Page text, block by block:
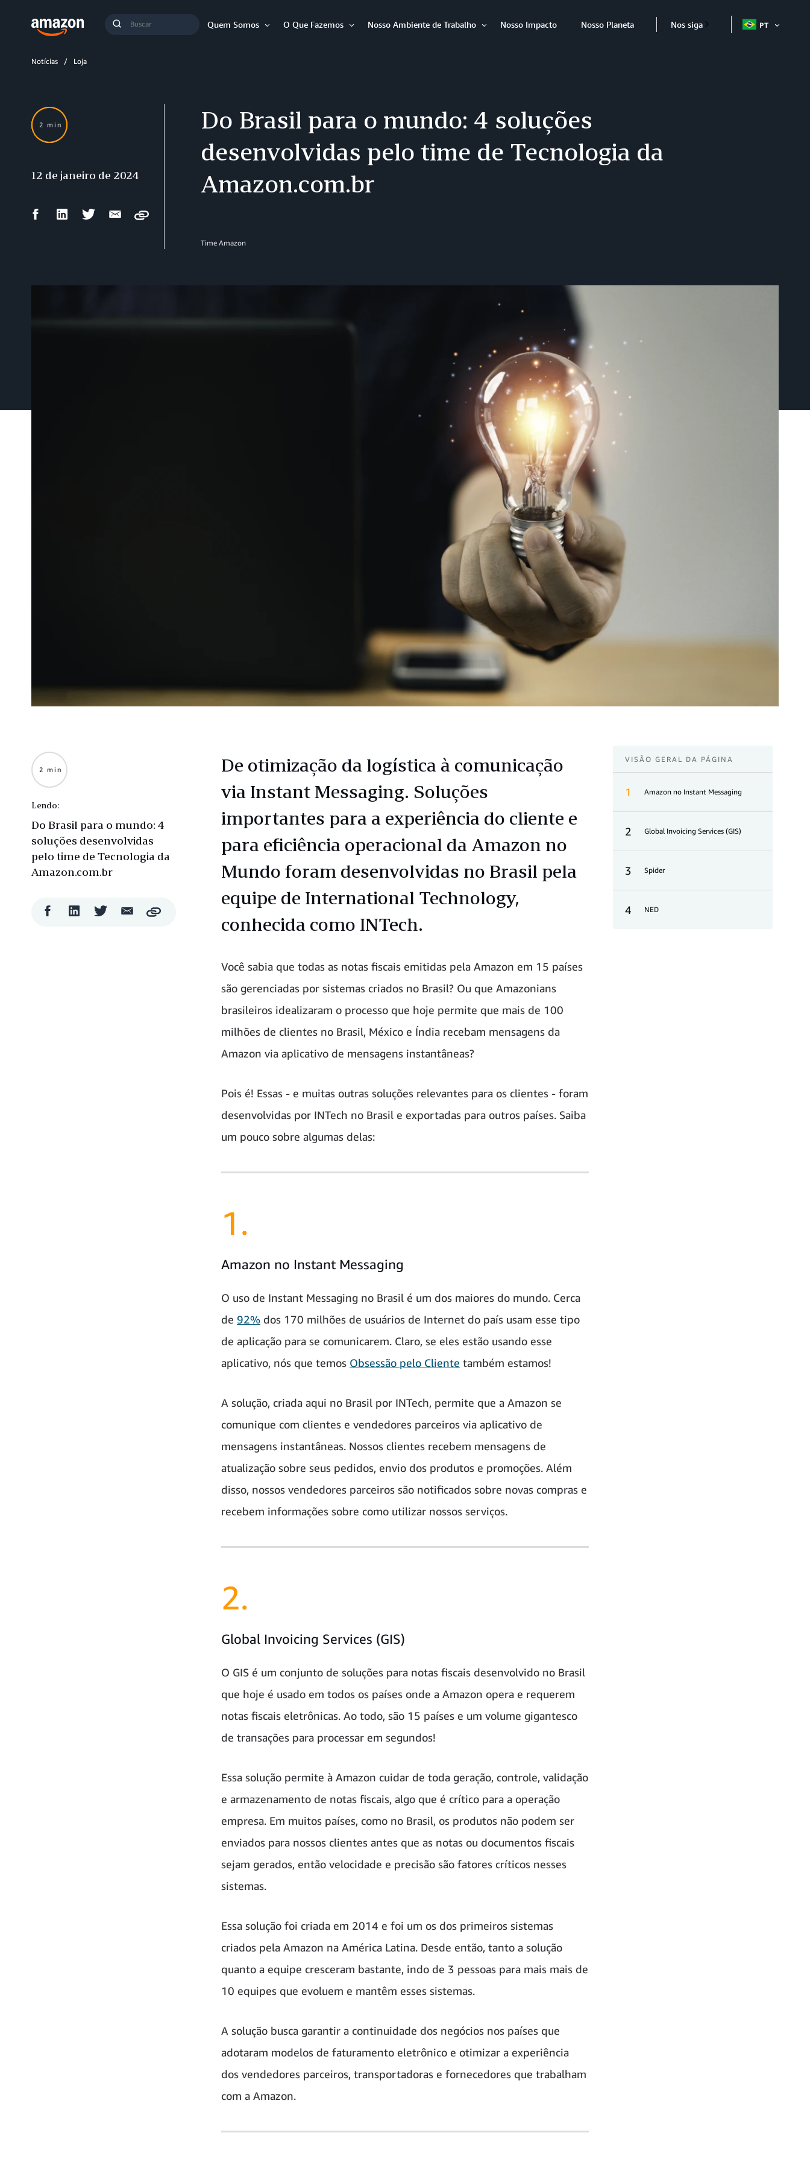
Buscar
Quem Somos
O Que Fazemos
Nosso Ambiente de Trabalho
Nosso Impacto Nosso Planeta Nos siga PT
Notícias Loja
Do Brasil para o mundo: 4 soluções
desenvolvidas pelo time de Tecnologia da
Amazon.com.br
Time Amazon
2 min
12 de janeiro de 2024
CompartilharCompartilharCompartilharCompartilhar
Copy
De otimização da logística à comunicação
via Instant Messaging. Soluções
importantes para a experiência do cliente e
para eficiência operacional da Amazon no
Mundo foram desenvolvidas no Brasil pela
equipe de International Technology,
conhecida como INTech.
Você sabia que todas as notas fiscais emitidas pela Amazon em 15 países
são gerenciadas por sistemas criados no Brasil? Ou que Amazonians
brasileiros idealizaram o processo que hoje permite que mais de 100
milhões de clientes no Brasil, México e Índia recebam mensagens da
Amazon via aplicativo de mensagens instantâneas?
Pois é! Essas - e muitas outras soluções relevantes para os clientes - foram
desenvolvidas por INTech no Brasil e exportadas para outros países. Saiba
um pouco sobre algumas delas:
1.
Amazon no Instant Messaging
O uso de Instant Messaging no Brasil é um dos maiores do mundo. Cerca
de 92% dos 170 milhões de usuários de Internet do país usam esse tipo
de aplicação para se comunicarem. Claro, se eles estão usando esse
aplicativo, nós que temos Obsessão pelo Cliente também estamos!
A solução, criada aqui no Brasil por INTech, permite que a Amazon se
comunique com clientes e vendedores parceiros via aplicativo de
mensagens instantâneas. Nossos clientes recebem mensagens de
atualização sobre seus pedidos, envio dos produtos e promoções. Além
disso, nossos vendedores parceiros são notificados sobre novas compras e
recebem informações sobre como utilizar nossos serviços.
2.
Global Invoicing Services (GIS)
O GIS é um conjunto de soluções para notas fiscais desenvolvido no Brasil
que hoje é usado em todos os países onde a Amazon opera e requerem
notas fiscais eletrônicas. Ao todo, são 15 países e um volume gigantesco
de transações para processar em segundos!
Essa solução permite à Amazon cuidar de toda geração, controle, validação
e armazenamento de notas fiscais, algo que é crítico para a operação
empresa. Em muitos países, como no Brasil, os produtos não podem ser
enviados para nossos clientes antes que as notas ou documentos fiscais
sejam gerados, então velocidade e precisão são fatores críticos nesses
sistemas.
Essa solução foi criada em 2014 e foi um os dos primeiros sistemas
criados pela Amazon na América Latina. Desde então, tanto a solução
quanto a equipe cresceram bastante, indo de 3 pessoas para mais mais de
10 equipes que evoluem e mantêm esses sistemas.
A solução busca garantir a continuidade dos negócios nos países que
adotaram modelos de faturamento eletrônico e otimizar a experiência
dos vendedores parceiros, transportadoras e fornecedores que trabalham
com a Amazon.
2 min
Lendo:
Do Brasil para o mundo: 4
soluções desenvolvidas
pelo time de Tecnologia da
Amazon.com.br
CompartilharCompartilharCompartilharCompartilhar
Copy
VISÃO GERAL DA PÁGINA
1 Amazon no Instant Messaging
2 Global Invoicing Services (GIS)
3 Spider
4 NED